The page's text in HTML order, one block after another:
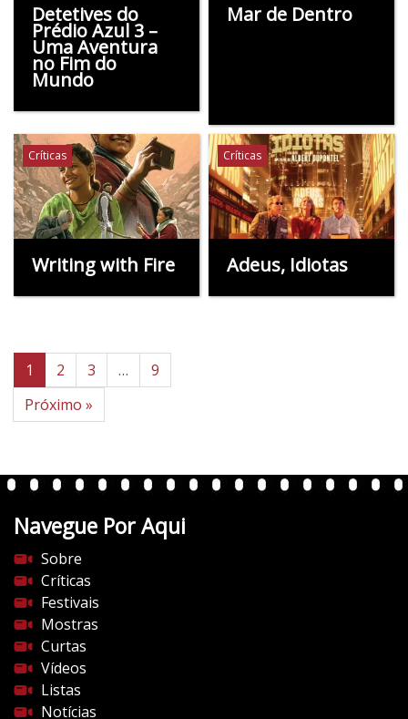
Detetives do
Prédio Azul 3 –
Uma Aventura
no Fim do
Mundo
Mar de Dentro
Críticas
Writing with Fire
Críticas
Adeus, Idiotas
1 2 3 …
9
Próximo »
Navegue Por Aqui
Sobre
Críticas
Festivais
Mostras
Curtas
Vídeos
Listas
Notícias